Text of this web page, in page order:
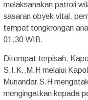
melaksanakan patroli
sasaran obyek vital,
tempat tongkrongan
01.30 WIB.
Ditempat terpisah,
S.I.K.,M.H melalui
Munandar,S.H
mengingatkan kepada